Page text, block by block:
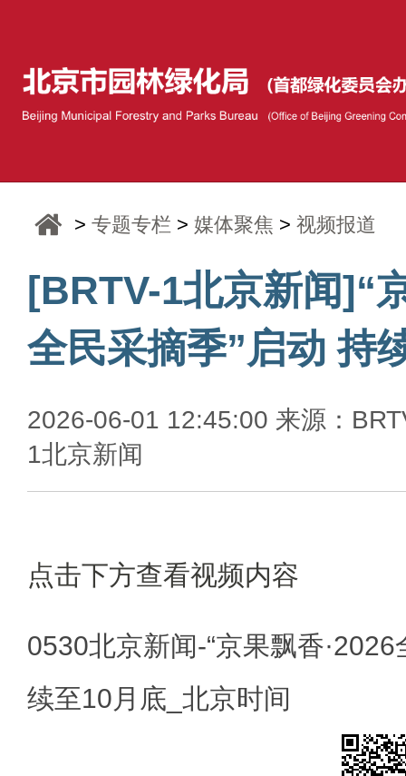
>专题专栏 >媒体聚焦 >视频报道
[BRTV-1北京新闻]“
全民采摘季”启动 持
2026-06-01 12:45:00 来源：
1北京新闻
点击下方查看视频内容
0530北京新闻-“京果飘香
续至10月底_北京时间